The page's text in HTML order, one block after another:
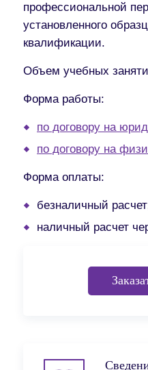
профессиональной
установленного
квалификации.
Объем учебных
Форма работы:
по договору на
по договору на
Форма оплаты:
безналичный
наличный расчет